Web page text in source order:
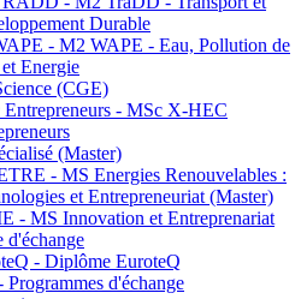
Durable
- M2 WAPE - Eau, Pollution de
Energie
(CGE)
Entrepreneurs - MSc X-HEC
(Master)
- MS Energies Renouvelables :
et Entrepreneuriat (Master)
- MS Innovation et Entreprenariat
d'échange
- Diplôme EuroteQ
Programmes d'échange